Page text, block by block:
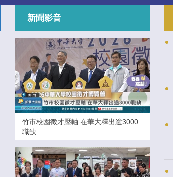
新聞影音
竹市校園徵才壓軸 在華大釋出逾3000
職缺